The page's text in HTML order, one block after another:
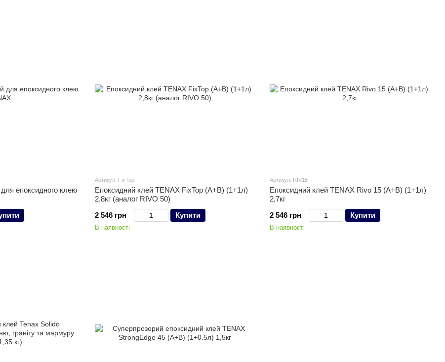
епоксидного клею
Артикул: FixTop
Епоксидний клей TENAX FixTop (A+B) (1+1л)
2,8кг (аналог RIVO 50)
2 546 грн
Купити
В наявності
Артикул: RIV15
Епоксидний клей TENAX Rivo 15 (A+B) (1+1л)
2,7кг
2 546 грн
Купити
В наявності